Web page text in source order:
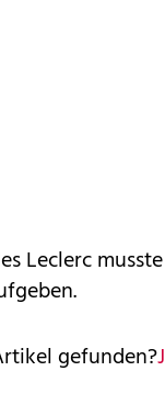
Leclerc
gefunden?